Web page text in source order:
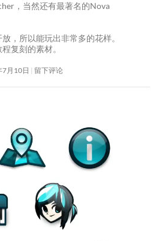
，当然还有最著名的Nova
，所以能玩出非常多的花样。
复刻的素材。
月10日 留下评论